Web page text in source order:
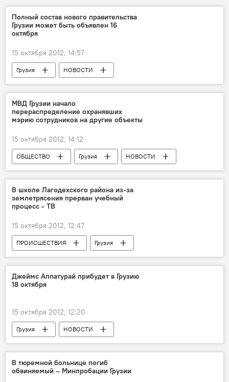
Полный состав нового правительства
Грузии может быть объявлен 16
октября
15 октября 2012, 14:57
Грузия НОВОСТИ
МВД Грузии начало
перераспределение охранявших
мэрию сотрудников на другие объекты
15 октября 2012, 14:12
ОБЩЕСТВО Грузия НОВОСТИ
В школе Лагодехского района из-за
землетрясения прерван учебный
процесс - ТВ
15 октября 2012, 12:47
ПРОИСШЕСТВИЯ
Грузия
НОВОСТИ
ОБЩЕСТВО
Джеймс Аппатурай прибудет в Грузию
18 октября
15 октября 2012, 12:20
Грузия НОВОСТИ
В тюремной больнице погиб
обвиняемый – Минпробации Грузии